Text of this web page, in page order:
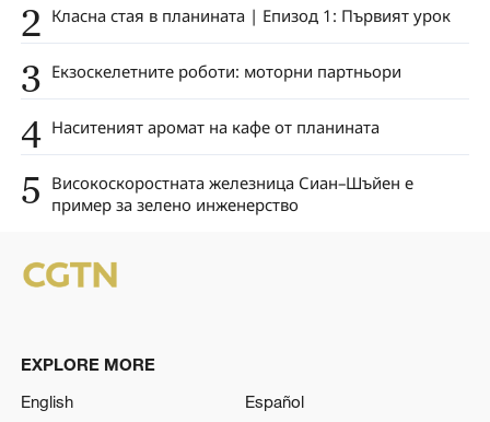
2 Класна стая в планината | Епизод 1: Първият урок
3 Екзоскелетните роботи: моторни партньори
4 Наситеният аромат на кафе от планината
5 Високоскоростната железница Сиан–Шъйен е
пример за зелено инженерство
EXPLORE MORE
English
Español